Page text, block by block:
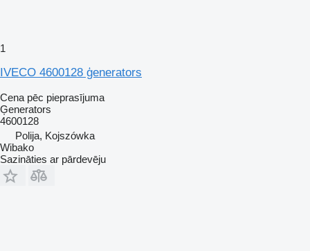
1
IVECO 4600128 ģenerators
Cena pēc pieprasījuma
Ģenerators
4600128
Polija, Kojszówka
Wibako
Sazināties ar pārdevēju